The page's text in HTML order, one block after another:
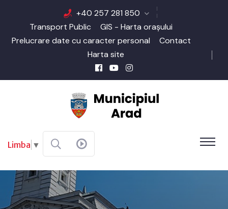
+40 257 281 850
Transport Public
GIS - Harta orașului
Prelucrare date cu caracter personal
Contact
Harta site
Limba ▼